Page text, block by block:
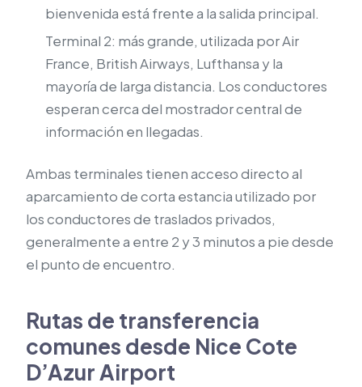
bienvenida está frente a la salida principal.
Terminal 2: más grande, utilizada por Air
France, British Airways, Lufthansa y la
mayoría de larga distancia. Los conductores
esperan cerca del mostrador central de
información en llegadas.
Ambas terminales tienen acceso directo al
aparcamiento de corta estancia utilizado por
los conductores de traslados privados,
generalmente a entre 2 y 3 minutos a pie desde
el punto de encuentro.
Rutas de transferencia
comunes desde Nice Cote
D’Azur Airport